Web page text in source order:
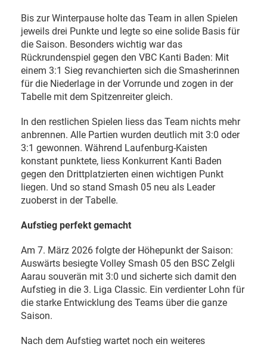
Bis zur Winterpause holte das Team in allen Spielen
jeweils drei Punkte und legte so eine solide Basis für
die Saison. Besonders wichtig war das
Rückrundenspiel gegen den VBC Kanti Baden: Mit
einem 3:1 Sieg revanchierten sich die Smasherinnen
für die Niederlage in der Vorrunde und zogen in der
Tabelle mit dem Spitzenreiter gleich.
In den restlichen Spielen liess das Team nichts mehr
anbrennen. Alle Partien wurden deutlich mit 3:0 oder
3:1 gewonnen. Während Laufenburg-Kaisten
konstant punktete, liess Konkurrent Kanti Baden
gegen den Drittplatzierten einen wichtigen Punkt
liegen. Und so stand Smash 05 neu als Leader
zuoberst in der Tabelle.
Aufstieg perfekt gemacht
Am 7. März 2026 folgte der Höhepunkt der Saison:
Auswärts besiegte Volley Smash 05 den BSC Zelgli
Aarau souverän mit 3:0 und sicherte sich damit den
Aufstieg in die 3. Liga Classic. Ein verdienter Lohn für
die starke Entwicklung des Teams über die ganze
Saison.
Nach dem Aufstieg wartet noch ein weiteres